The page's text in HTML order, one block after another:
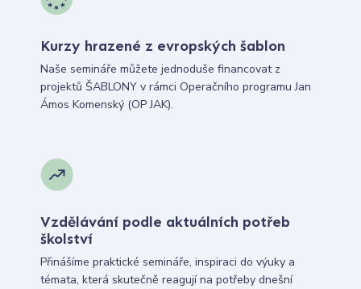
Kurzy hrazené z evropských šablon
Naše semináře můžete jednoduše financovat z
projektů ŠABLONY v rámci Operačního programu Jan
Ámos Komenský (OP JAK).
Vzdělávání podle aktuálních potřeb
školství
Přinášíme praktické semináře, inspiraci do výuky a
témata, která skutečně reagují na potřeby dnešní